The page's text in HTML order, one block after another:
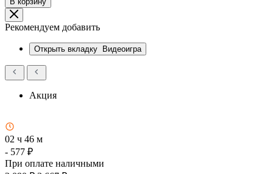
Рекомендуем добавить
Открыть вкладку Видеоигра
Акция
02 ч 46 м
- 577 ₽
При оплате наличными